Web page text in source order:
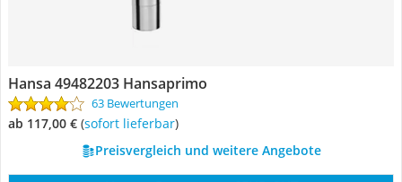
Hansa 49482203 Hansaprimo
63 Bewertungen
ab 117,00 € ( Sofort lieferbar)
Preisvergleich und weitere Angebote